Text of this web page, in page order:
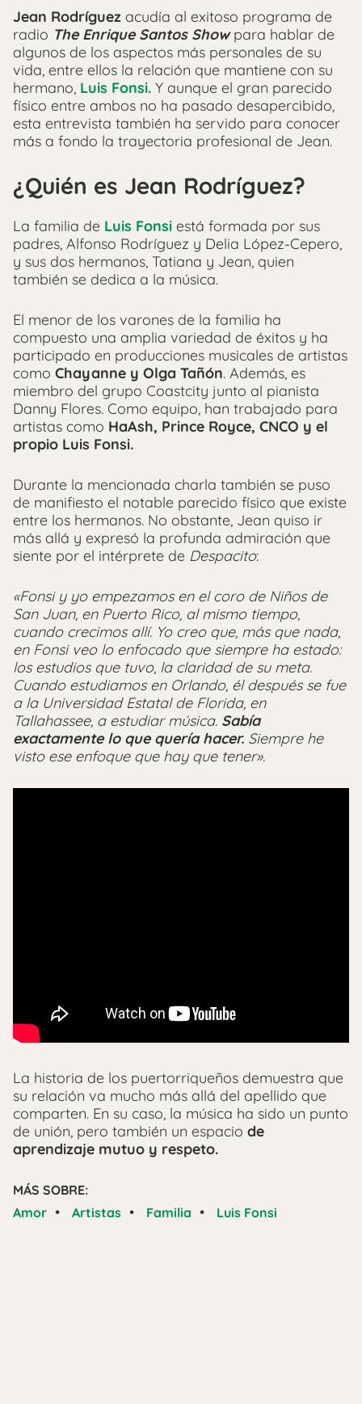
Jean Rodríguez acudía al exitoso programa de
radio The Enrique Santos Showpara hablar de
algunos de los aspectos más personales de su
vida, entre ellos la relación que mantiene con su
hermano, Luis Fonsi. Y aunque el gran parecido
físico entre ambos no ha pasado desapercibido,
esta entrevista también ha servido para conocer
más a fondo la trayectoria profesional de Jean.
¿Quién es Jean Rodríguez?
La familia de Luis Fonsi está formada por sus
padres, Alfonso Rodríguez y Delia López-Cepero,
y sus dos hermanos, Tatiana y Jean, quien
también se dedica a la música.
El menor de los varones de la familia ha
compuesto una amplia variedad de éxitos y ha
participado en producciones musicales de artistas
como Chayanne y Olga Tañón. Además, es
miembro del grupo Coastcity junto al pianista
Danny Flores. Como equipo, han trabajado para
artistas como HaAsh, Prince Royce, CNCO y el
propio Luis Fonsi.
Durante la mencionada charla también se puso
de manifiesto el notable parecido físico que existe
entre los hermanos. No obstante, Jean quiso ir
más allá y expresó la profunda admiración que
siente por el intérprete de Despacito:
«Fonsi y yo empezamos en el coro de Niños de
San Juan, en Puerto Rico, al mismo tiempo,
cuando crecimos allí. Yo creo que, más que nada,
en Fonsi veo lo enfocado que siempre ha estado:
los estudios que tuvo, la claridad de su meta.
Cuando estudiamos en Orlando, él después se fue
a la Universidad Estatal de Florida, en
Tallahassee, a estudiar música. Sabía
exactamente lo que quería hacer. Siempre he
visto ese enfoque que hay que tener».
La historia de los puertorriqueños demuestra que
su relación va mucho más allá del apellido que
comparten. En su caso, la música ha sido un punto
de unión, pero también un espacio de
aprendizaje mutuo y respeto.
MÁS SOBRE:
Amor • Artistas • Familia • Luis Fonsi